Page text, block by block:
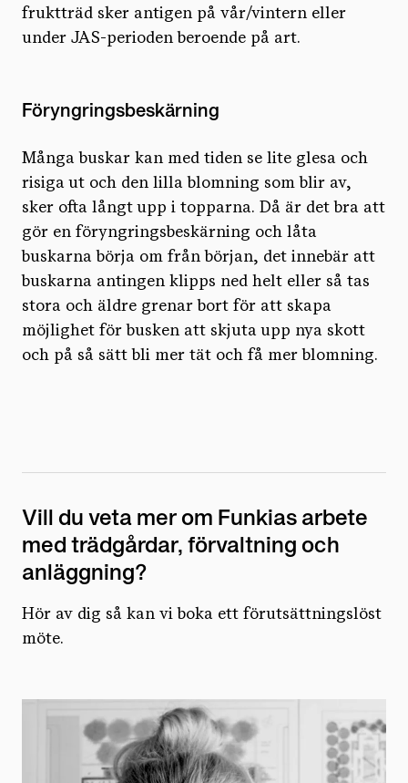
fruktträd sker antigen på vår/vintern eller
under JAS-perioden beroende på art.
Föryngringsbeskärning
Många buskar kan med tiden se lite glesa och
risiga ut och den lilla blomning som blir av,
sker ofta långt upp i topparna. Då är det bra att
gör en föryngringsbeskärning och låta
buskarna börja om från början, det innebär att
buskarna antingen klipps ned helt eller så tas
stora och äldre grenar bort för att skapa
möjlighet för busken att skjuta upp nya skott
och på så sätt bli mer tät och få mer blomning.
Vill du veta mer om Funkias arbete
med trädgårdar, förvaltning och
anläggning?
Hör av dig så kan vi boka ett förutsättningslöst
möte.